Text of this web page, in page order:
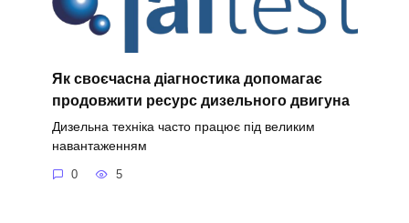
Як своєчасна діагностика допомагає
продовжити ресурс дизельного двигуна
Дизельна техніка часто працює під великим
навантаженням
0 5